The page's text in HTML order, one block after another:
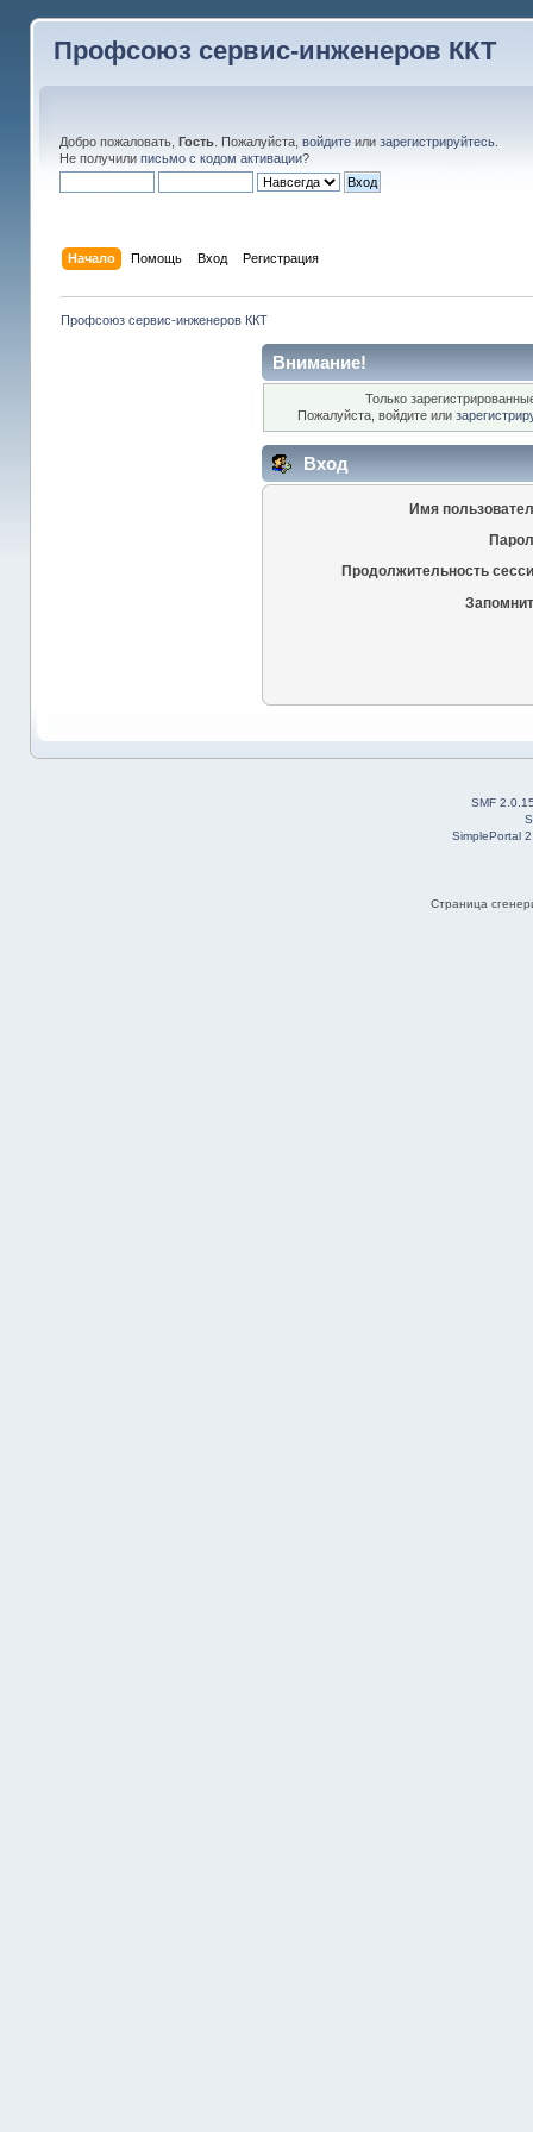
Профсоюз сервис-инженеров ККТ
Добро пожаловать, Гость. Пожалуйста, войдитеили зарегистрируйтесь.
Не получили письмо с кодом активации?
Начало Помощь Вход Регистрация
Профсоюз сервис-инженеров ККТ
Внимание!
Только
Пожалуйста, войдите или
Вход
Имя
Продолжительность
SMF
SimplePortal
Страница